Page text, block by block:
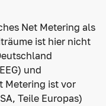
Net Metering als
ist hier nicht
und
Metering ist vor
Teile Europas)